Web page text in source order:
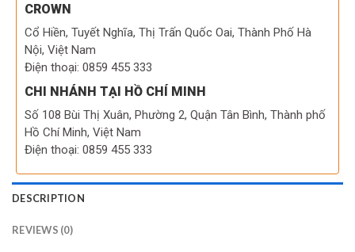
CROWN
Cổ Hiền, Tuyết Nghĩa, Thị Trấn Quốc Oai, Thành Phố Hà
Nội, Việt Nam
Điện thoại: 0859 455 333
CHI NHÁNH TẠI HỒ CHÍ MINH
Số 108 Bùi Thị Xuân, Phường 2, Quận Tân Bình, Thành phố
Hồ Chí Minh, Việt Nam
Điện thoại: 0859 455 333
DESCRIPTION
REVIEWS (0)